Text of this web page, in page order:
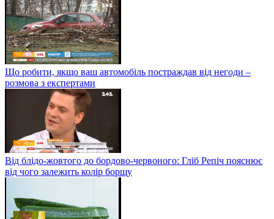
Що робити, якщо ваш автомобіль постраждав від негоди –
розмова з експертами
Від блідо-жовтого до бордово-червоного: Гліб Репіч пояснює
від чого залежить колір борщу